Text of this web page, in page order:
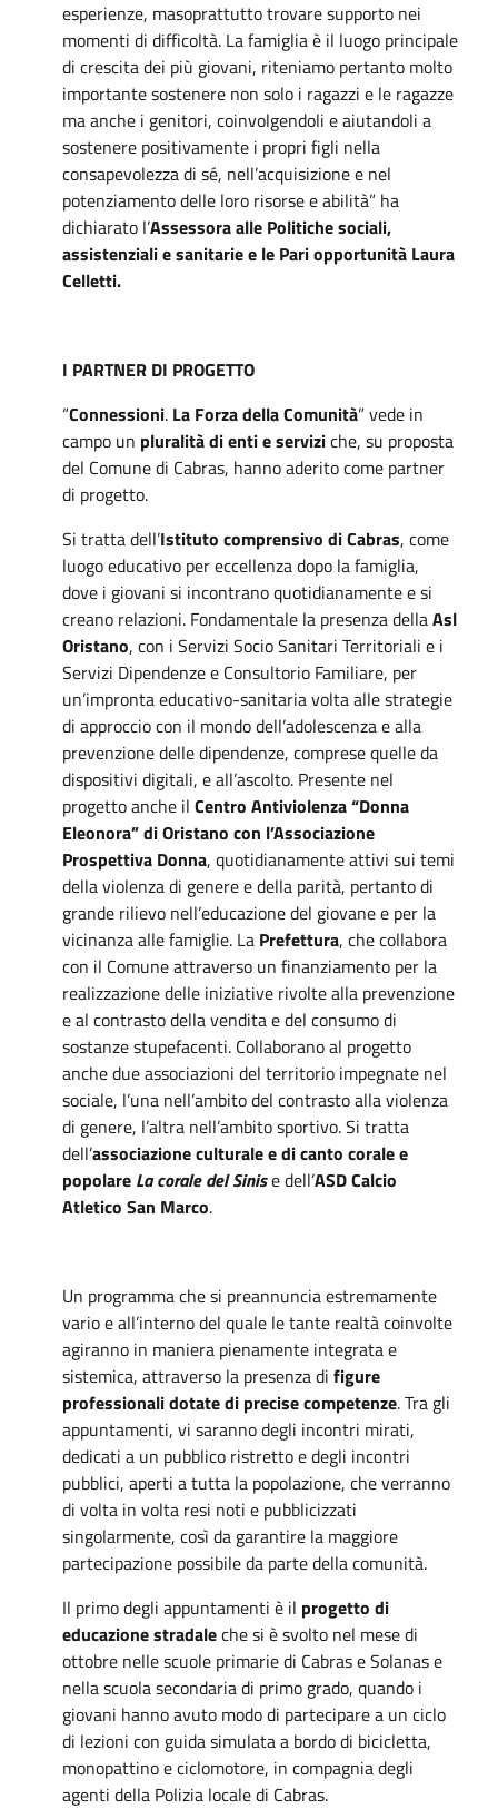
esperienze, masoprattutto trovare supporto nei
momenti di difficoltà. La famiglia è il luogo principale
di crescita dei più giovani, riteniamo pertanto molto
importante sostenere non solo i ragazzi e le ragazze
ma anche i genitori, coinvolgendoli e aiutandoli a
sostenere positivamente i propri figli nella
consapevolezza di sé, nell’acquisizione e nel
potenziamento delle loro risorse e abilità” ha
dichiarato l’Assessora alle Politiche sociali,
assistenziali e sanitarie e le Pari opportunità Laura
Celletti.
I PARTNER DI PROGETTO
“Connessioni. La Forza della Comunità” vede in
campo un pluralità di enti e serviziche, su proposta
del Comune di Cabras, hanno aderito come partner
di progetto.
Si tratta dell’Istituto comprensivo di Cabras, come
luogo educativo per eccellenza dopo la famiglia,
dove i giovani si incontrano quotidianamente e si
creano relazioni. Fondamentale la presenza dellaAsl
Oristano, con i Servizi Socio Sanitari Territoriali e i
Servizi Dipendenze e Consultorio Familiare, per
un’impronta educativo-sanitaria volta alle strategie
di approccio con il mondo dell’adolescenza e alla
prevenzione delle dipendenze, comprese quelle da
dispositivi digitali, e all’ascolto. Presente nel
progetto anche il Centro Antiviolenza “Donna
Eleonora” di Oristano con l’Associazione
Prospettiva Donna, quotidianamente attivi sui temi
della violenza di genere e della parità, pertanto di
grande rilievo nell’educazione del giovane e per la
vicinanza alle famiglie. La Prefettura, che collabora
con il Comune attraverso un finanziamento per la
realizzazione delle iniziative rivolte alla prevenzione
e al contrasto della vendita e del consumo di
sostanze stupefacenti. Collaborano al progetto
anche due associazioni del territorio impegnate nel
sociale, l’una nell’ambito del contrasto alla violenza
di genere, l’altra nell’ambito sportivo. Si tratta
dell’associazione culturale e di canto corale e
popolare La corale del Sinise dell’ASD Calcio
Atletico San Marco.
Un programma che si preannuncia estremamente
vario e all’interno del quale le tante realtà coinvolte
agiranno in maniera pienamente integrata e
sistemica, attraverso la presenza di figure
professionali dotate di precise competenze. Tra gli
appuntamenti, vi saranno degli incontri mirati,
dedicati a un pubblico ristretto e degli incontri
pubblici, aperti a tutta la popolazione, che verranno
di volta in volta resi noti e pubblicizzati
singolarmente, così da garantire la maggiore
partecipazione possibile da parte della comunità.
Il primo degli appuntamenti è il progetto di
educazione stradaleche si è svolto nel mese di
ottobre nelle scuole primarie di Cabras e Solanas e
nella scuola secondaria di primo grado, quando i
giovani hanno avuto modo di partecipare a un ciclo
di lezioni con guida simulata a bordo di bicicletta,
monopattino e ciclomotore, in compagnia degli
agenti della Polizia locale di Cabras.